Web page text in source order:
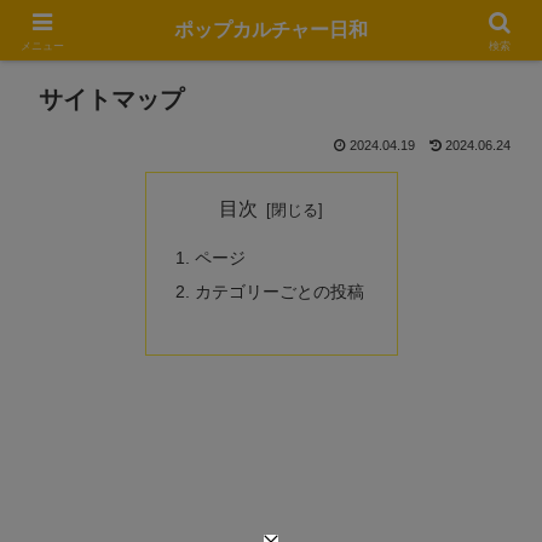
サイトマップ
2024.04.19 2024.06.24
目次
ページ
カテゴリーごとの投稿
メニュー
ポップカルチャー日和
検索